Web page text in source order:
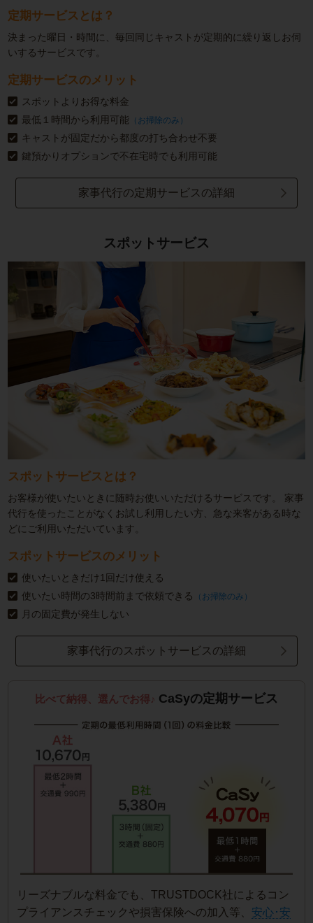
定期サービスとは？
決まった曜日・時間に、毎回同じキャストが定期的に繰り返しお伺
いするサービスです。
定期サービスのメリット
スポットよりお得な料金
最低１時間から利用可能 （お掃除のみ）
キャストが固定だから都度の打ち合わせ不要
鍵預かりオプションで不在宅時でも利用可能
家事代行の定期サービスの詳細
スポットサービス
スポットサービスとは？
お客様が使いたいときに随時お使いいただけるサービスです。
家事
代行を使ったことがなくお試し利用したい方、急な来客がある時な
どにご利用いただいています。
スポットサービスのメリット
使いたいときだけ1回だけ使える
使いたい時間の3時間前まで依頼できる
（お掃除のみ）
月の固定費が発生しない
家事代行のスポットサービスの詳細
比べて納得、選んでお得♪ CaSyの定期サービス
リーズナブルな料金でも、TRUSTDOCK社によるコン
プライアンスチェックや損害保険への加入等、 安心･安